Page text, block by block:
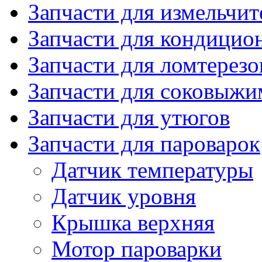
Запчасти для
Запчасти для
Запчасти для
Запчасти для
Запчасти для утюгов
Запчасти для пароварок
Датчик температуры
Датчик уровня
Крышка верхняя
Мотор пароварки